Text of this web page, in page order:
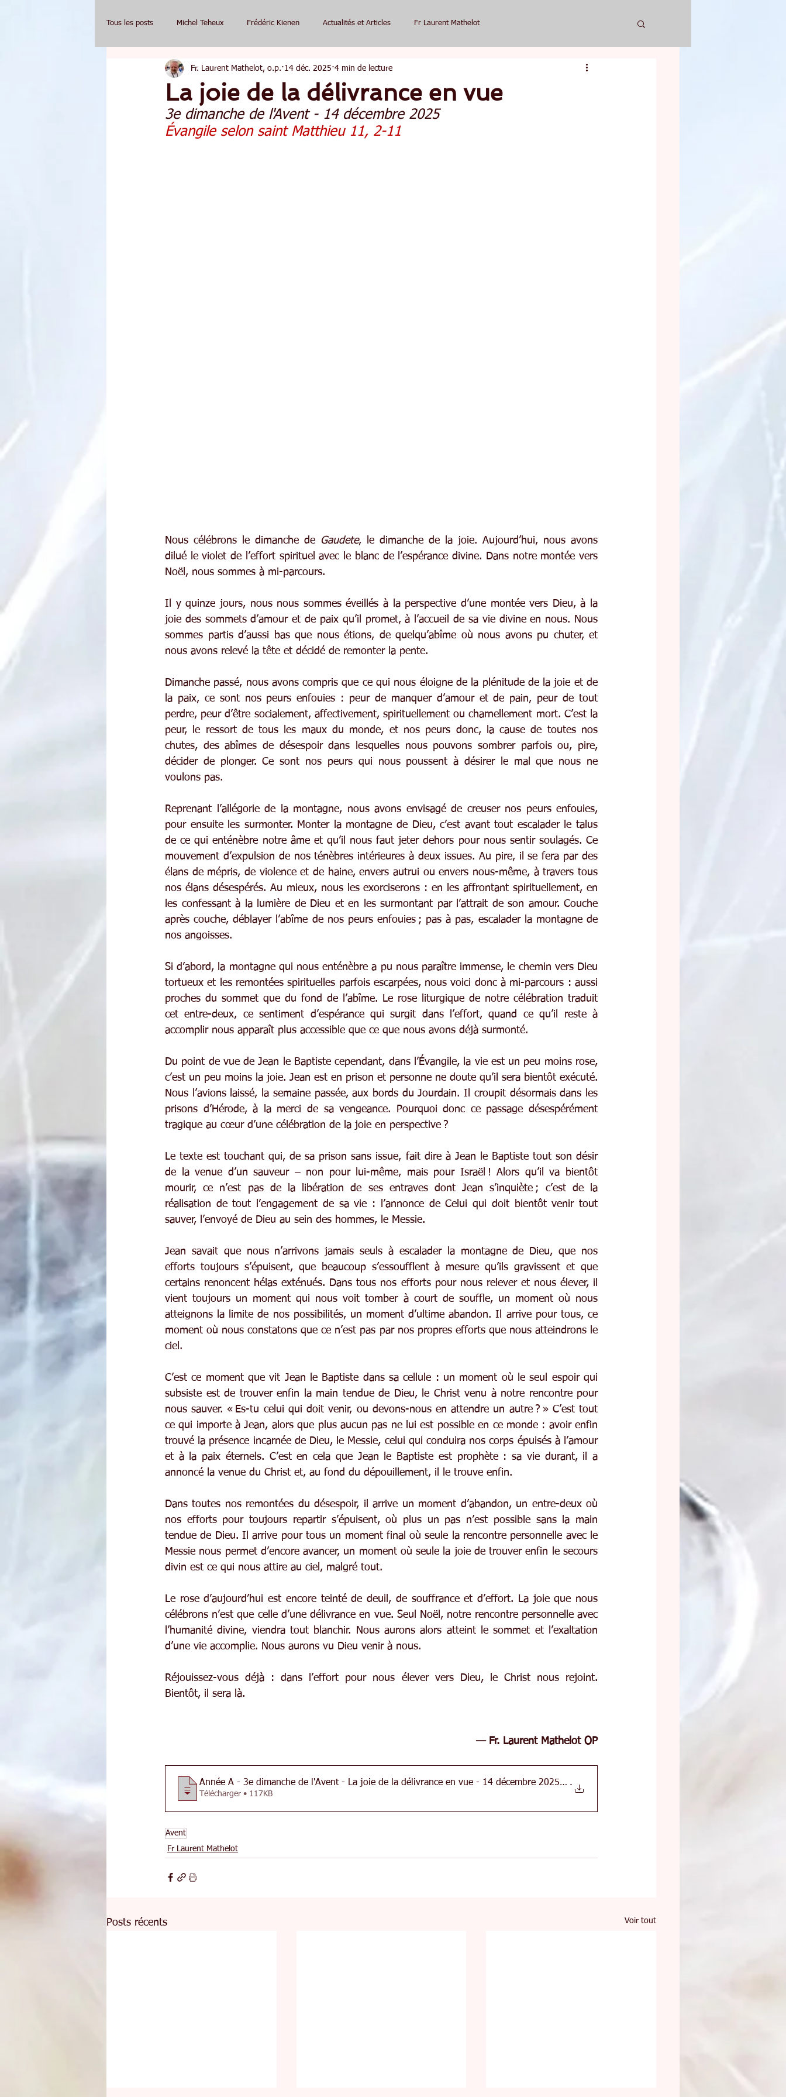
Tous les posts Michel Teheux Frédéric Kienen Actualités et Articles Fr Laurent Mathelot
La joie de la délivrance en vue
Fr. Laurent Mathelot, o.p. 14 déc. 2025 4 min de lecture
3e dimanche de l'Avent - 14 décembre 2025
Évangile selon saint Matthieu 11, 2-11
Nous célébrons le dimanche de Gaudete, le dimanche de la joie. Aujourd’hui, nous avons
dilué le violet de l’effort spirituel avec le blanc de l’espérance divine. Dans notre montée vers
Noël, nous sommes à mi-parcours.
Il y quinze jours, nous nous sommes éveillés à la perspective d’une montée vers Dieu, à la
joie des sommets d’amour et de paix qu’il promet, à l’accueil de sa vie divine en nous. Nous
sommes partis d’aussi bas que nous étions, de quelqu’abîme où nous avons pu chuter, et
nous avons relevé la tête et décidé de remonter la pente.
Dimanche passé, nous avons compris que ce qui nous éloigne de la plénitude de la joie et de
la paix, ce sont nos peurs enfouies : peur de manquer d’amour et de pain, peur de tout
perdre, peur d’être socialement, affectivement, spirituellement ou charnellement mort. C’est la
peur, le ressort de tous les maux du monde, et nos peurs donc, la cause de toutes nos
chutes, des abîmes de désespoir dans lesquelles nous pouvons sombrer parfois ou, pire,
décider de plonger. Ce sont nos peurs qui nous poussent à désirer le mal que nous ne
voulons pas.
Reprenant l’allégorie de la montagne, nous avons envisagé de creuser nos peurs enfouies,
pour ensuite les surmonter. Monter la montagne de Dieu, c’est avant tout escalader le talus
de ce qui enténèbre notre âme et qu’il nous faut jeter dehors pour nous sentir soulagés. Ce
mouvement d’expulsion de nos ténèbres intérieures à deux issues. Au pire, il se fera par des
élans de mépris, de violence et de haine, envers autrui ou envers nous-même, à travers tous
nos élans désespérés. Au mieux, nous les exorciserons : en les affrontant spirituellement, en
les confessant à la lumière de Dieu et en les surmontant par l’attrait de son amour. Couche
après couche, déblayer l’abîme de nos peurs enfouies ; pas à pas, escalader la montagne de
nos angoisses.
Si d’abord, la montagne qui nous enténèbre a pu nous paraître immense, le chemin vers Dieu
tortueux et les remontées spirituelles parfois escarpées, nous voici donc à mi-parcours : aussi
proches du sommet que du fond de l’abîme. Le rose liturgique de notre célébration traduit
cet entre-deux, ce sentiment d’espérance qui surgit dans l’effort, quand ce qu’il reste à
accomplir nous apparaît plus accessible que ce que nous avons déjà surmonté.
Du point de vue de Jean le Baptiste cependant, dans l’Évangile, la vie est un peu moins rose,
c’est un peu moins la joie. Jean est en prison et personne ne doute qu’il sera bientôt exécuté.
Nous l’avions laissé, la semaine passée, aux bords du Jourdain. Il croupit désormais dans les
prisons d’Hérode, à la merci de sa vengeance. Pourquoi donc ce passage désespérément
tragique au cœur d’une célébration de la joie en perspective ?
Le texte est touchant qui, de sa prison sans issue, fait dire à Jean le Baptiste tout son désir
de la venue d’un sauveur – non pour lui-même, mais pour Israël ! Alors qu’il va bientôt
mourir, ce n’est pas de la libération de ses entraves dont Jean s’inquiète ; c’est de la
réalisation de tout l’engagement de sa vie : l’annonce de Celui qui doit bientôt venir tout
sauver, l’envoyé de Dieu au sein des hommes, le Messie.
Jean savait que nous n’arrivons jamais seuls à escalader la montagne de Dieu, que nos
efforts toujours s’épuisent, que beaucoup s’essoufflent à mesure qu’ils gravissent et que
certains renoncent hélas exténués. Dans tous nos efforts pour nous relever et nous élever, il
vient toujours un moment qui nous voit tomber à court de souffle, un moment où nous
atteignons la limite de nos possibilités, un moment d’ultime abandon. Il arrive pour tous, ce
moment où nous constatons que ce n’est pas par nos propres efforts que nous atteindrons le
ciel.
C’est ce moment que vit Jean le Baptiste dans sa cellule : un moment où le seul espoir qui
subsiste est de trouver enfin la main tendue de Dieu, le Christ venu à notre rencontre pour
nous sauver. « Es-tu celui qui doit venir, ou devons-nous en attendre un autre ? » C’est tout
ce qui importe à Jean, alors que plus aucun pas ne lui est possible en ce monde : avoir enfin
trouvé la présence incarnée de Dieu, le Messie, celui qui conduira nos corps épuisés à l’amour
et à la paix éternels. C’est en cela que Jean le Baptiste est prophète : sa vie durant, il a
annoncé la venue du Christ et, au fond du dépouillement, il le trouve enfin.
Dans toutes nos remontées du désespoir, il arrive un moment d’abandon, un entre-deux où
nos efforts pour toujours repartir s’épuisent, où plus un pas n’est possible sans la main
tendue de Dieu. Il arrive pour tous un moment final où seule la rencontre personnelle avec le
Messie nous permet d’encore avancer, un moment où seule la joie de trouver enfin le secours
divin est ce qui nous attire au ciel, malgré tout.
Le rose d’aujourd’hui est encore teinté de deuil, de souffrance et d’effort. La joie que nous
célébrons n’est que celle d’une délivrance en vue. Seul Noël, notre rencontre personnelle avec
l’humanité divine, viendra tout blanchir. Nous aurons alors atteint le sommet et l’exaltation
d’une vie accomplie. Nous aurons vu Dieu venir à nous.
Réjouissez-vous déjà : dans l’effort pour nous élever vers Dieu, le Christ nous rejoint.
Bientôt, il sera là.
— Fr. Laurent Mathelot OP
Année A - 3e dimanche de l'Avent - La joie de la délivrance en vue - 14 décembre 2025 - LM
.
Télécharger • 117KB
Avent
Fr Laurent Mathelot
Posts récents Voir tout